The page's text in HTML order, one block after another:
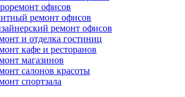
офисов
ремонт офисов
ремонт офисов
и отделка гостиниц
кафе и ресторанов
магазинов
салонов красоты
спортзала